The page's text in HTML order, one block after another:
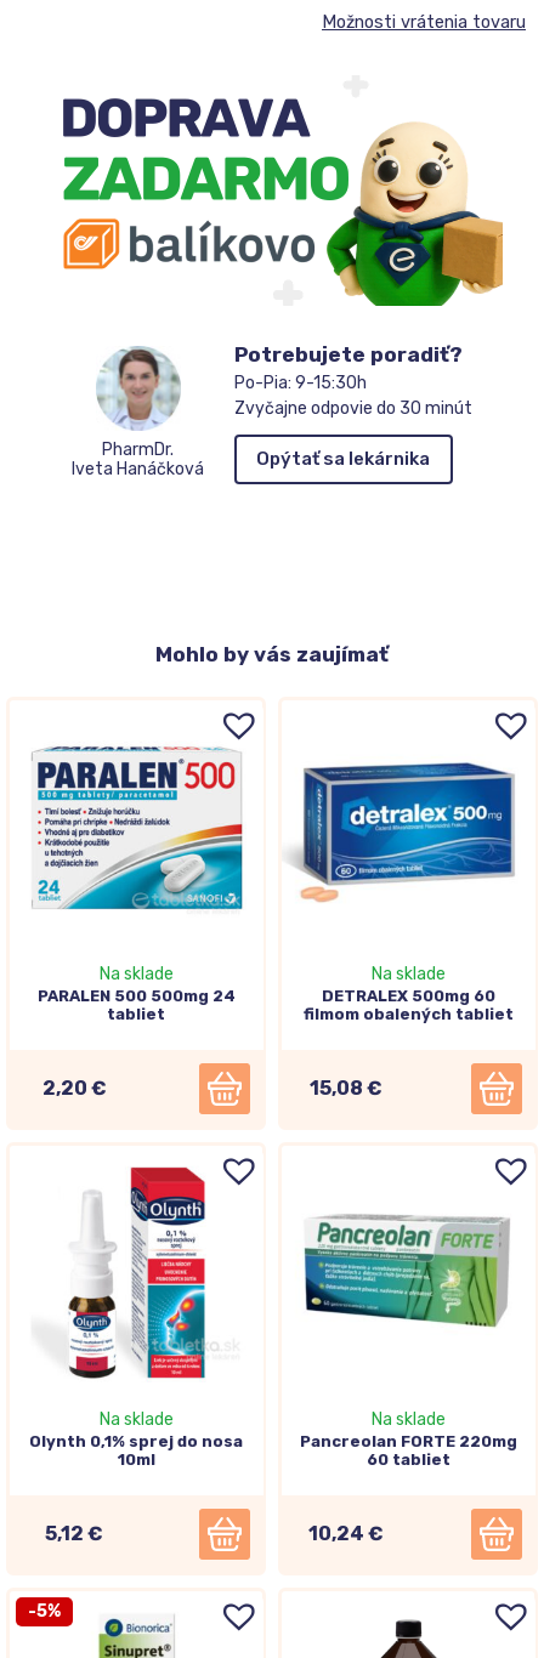
Možnosti vrátenia tovaru
PharmDr.
Iveta Hanáčková
Potrebujete poradiť?
Po-Pia: 9-15:30h
Zvyčajne odpovie do 30 minút
Opýtať sa lekárnika
Mohlo by vás zaujímať
Na sklade
PARALEN 500 500mg 24
tabliet
2,20 €
Na sklade
DETRALEX 500mg 60
filmom obalených tabliet
15,08 €
Na sklade
Olynth 0,1% sprej do nosa
10ml
5,12 €
Na sklade
Pancreolan FORTE 220mg
60 tabliet
10,24 €
-5%